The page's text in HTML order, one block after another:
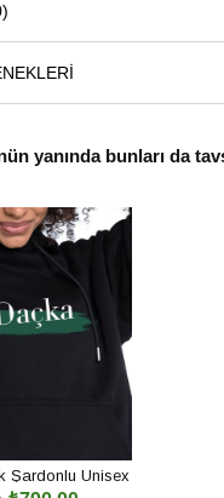
yanında bunları da
Şardonlu Unisex